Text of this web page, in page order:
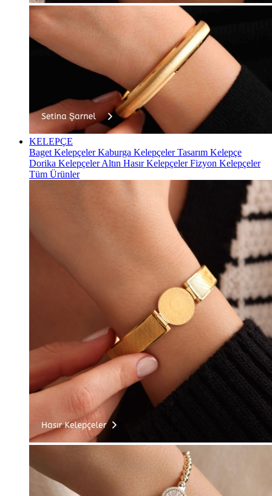
KELEPÇE
Baget KelepçelerKaburga KelepçelerTasarım Kelepçe
Dorika KelepçelerAltın Hasır KelepçelerFizyon Kelepçeler
Tüm Ürünler